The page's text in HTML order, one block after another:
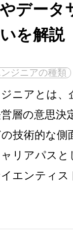
データ
を解説
ジニアの種類
ニアとは、
層の意思決
技術的な側
リアパス
エンティス